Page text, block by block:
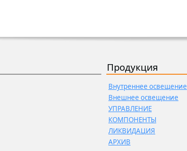
Продукция
Внутреннее освещение
Внешнее освещение
УПРАВЛЕНИЕ
КОМПОНЕНТЫ
ЛИКВИДАЦИЯ
АРХИВ